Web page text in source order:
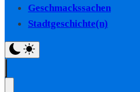
Geschmackssachen
Stadtgeschichte(n)